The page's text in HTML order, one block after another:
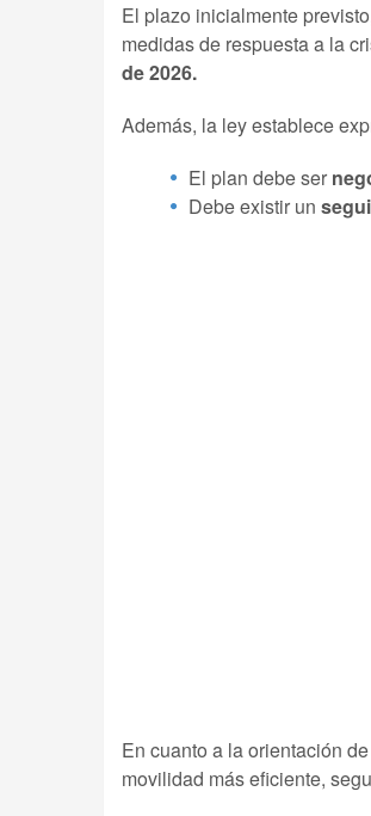
El plazo inicialmente
medidas de respuesta a la
de 2026.
Además, la ley establece
El plan debe ser
Debe existir un
En cuanto a la orientación
movilidad más eficiente,